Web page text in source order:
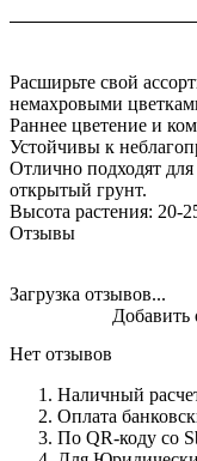
Расширьте свой
немахровыми
Раннее цветение и
Устойчивы к
Отлично подходят
открытый грунт.
Высота растения: 20-
Отзывы
Загрузка отзывов...
Нет отзывов
Добавить
Наличный
Оплата
По QR-коду со